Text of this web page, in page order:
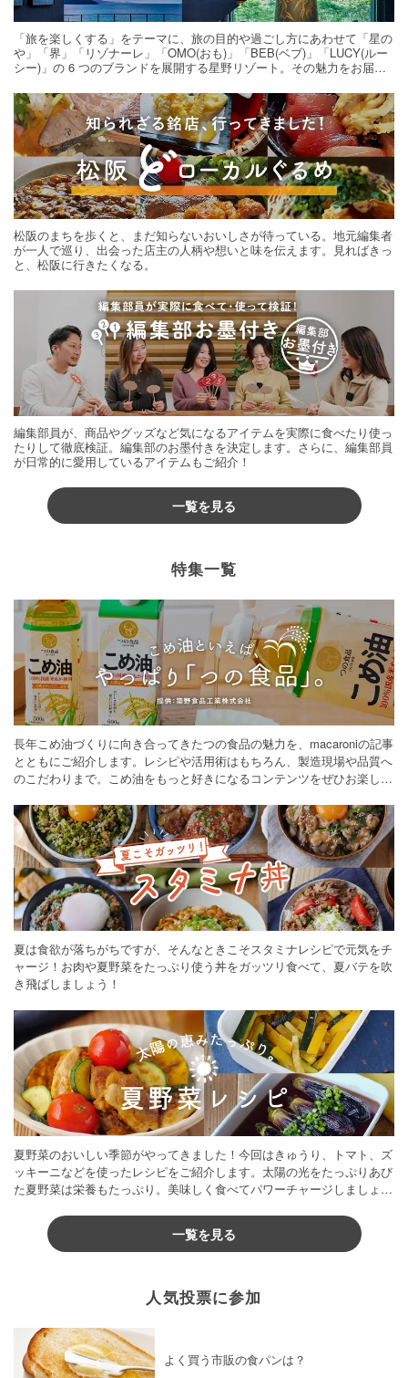
「旅を楽しくする」をテーマに、旅の目的や過ごし方にあわせて「星の
や」「界」「リゾナーレ」「OMO(おも)」「BEB(ベブ)」「LUCY(ルー
シー)」の 6 つのブランドを展開する星野リゾート。その魅力をお届け
松阪のまちを歩くと、まだ知らないおいしさが待っている。地元編集者
が一人で巡り、出会った店主の人柄や想いと味を伝えます。見ればきっ
と、松阪に行きたくなる。
編集部員が、商品やグッズなど気になるアイテムを実際に食べたり使っ
たりして徹底検証。編集部のお墨付きを決定します。さらに、編集部員
が日常的に愛用しているアイテムもご紹介！
一覧を見る
特集一覧
長年こめ油づくりに向き合ってきたつの食品の魅力を、macaroniの記事
とともにご紹介します。レシピや活用術はもちろん、製造現場や品質へ
のこだわりまで。こめ油をもっと好きになるコンテンツをぜひお楽しみ
夏は食欲が落ちがちですが、そんなときこそスタミナレシピで元気をチ
ャージ！お肉や夏野菜をたっぷり使う丼をガッツリ食べて、夏バテを吹
き飛ばしましょう！
夏野菜のおいしい季節がやってきました！今回はきゅうり、トマト、ズ
ッキーニなどを使ったレシピをご紹介します。太陽の光をたっぷりあび
た夏野菜は栄養もたっぷり。美味しく食べてパワーチャージしましょう
一覧を見る
人気投票に参加
よく買う市販の食パンは？